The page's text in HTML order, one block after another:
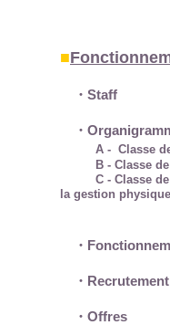
■
・Staff
・
A - Classe de
B - Classe de
C - Classe de
la gestion
・
・
・Offres